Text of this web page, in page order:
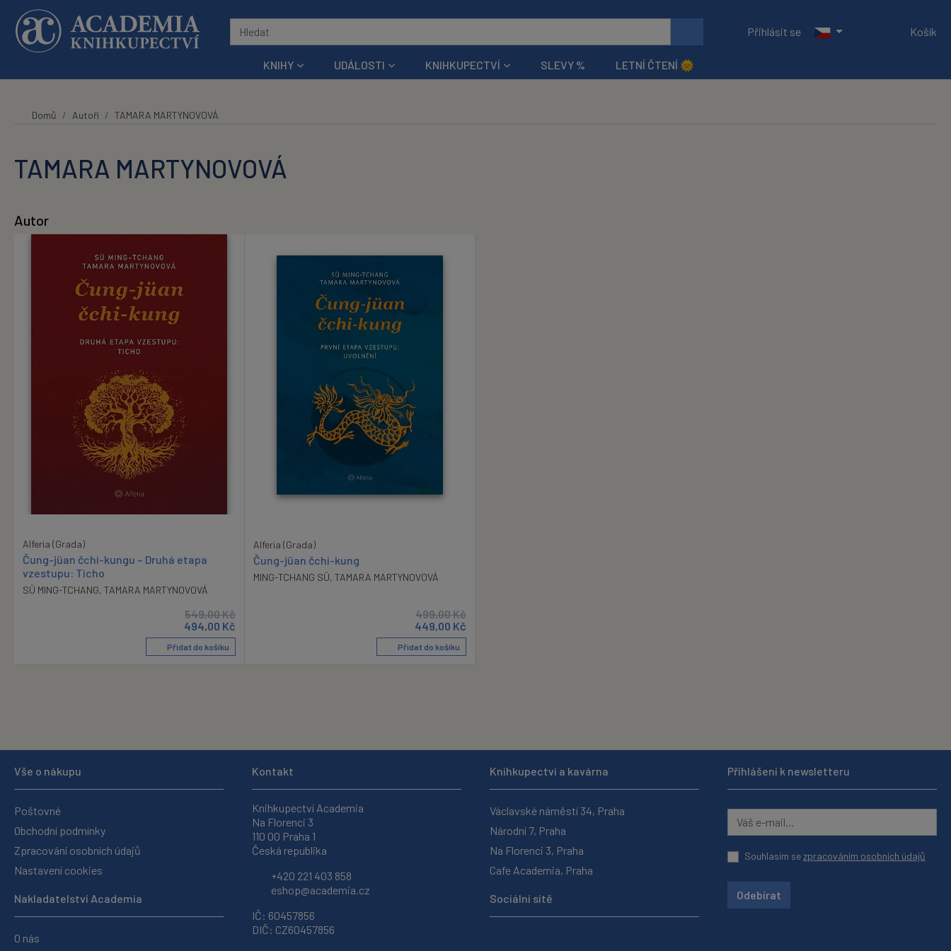
Přeskočit na hlavní obsah
Přihlásit se
Košík
KNIHY UDÁLOSTI KNIHKUPECTVÍ SLEVY % LETNÍ ČTENÍ 🌞
Domů Autoři TAMARA MARTYNOVOVÁ
TAMARA MARTYNOVOVÁ
Autor
Alferia (Grada)
Čung-jüan čchi-kungu – Druhá etapa
vzestupu: Ticho
SÜ MING-TCHANG, TAMARA MARTYNOVOVÁ
549,00Kč
494,00 Kč
Přidat do košíku
Alferia (Grada)
Čung-jüan čchi-kung
MING-TCHANG SÜ, TAMARA MARTYNOVOVÁ
499,00Kč
449,00 Kč
Přidat do košíku
Vše o nákupu
Poštovné
Obchodní podmínky
Zpracování osobních údajů
Nastavení cookies
Nakladatelství Academia
O nás
Kontakt
Knihkupectví Academia
Na Florenci 3
110 00 Praha 1
Česká republika
+420 221 403 858
eshop@academia.cz
IČ: 60457856
DIČ: CZ60457856
Knihkupectví a kavárna
Václavské náměstí 34, Praha
Národní 7, Praha
Na Florenci 3, Praha
Cafe Academia, Praha
Sociální sítě
Přihlášení k newsletteru
Souhlasím sezpracováním osobních údajů
Odebírat